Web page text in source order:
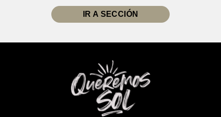
IR A SECCIÓN